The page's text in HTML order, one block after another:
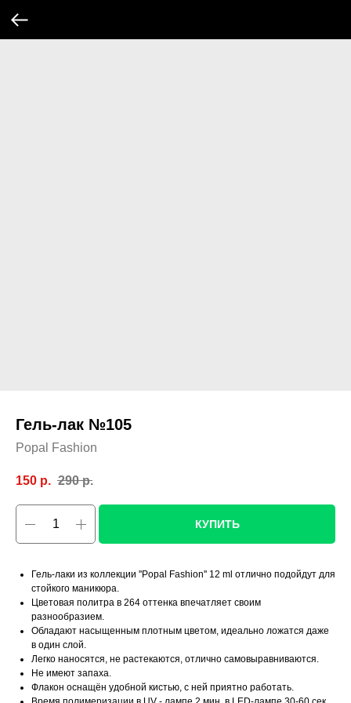
Гель-лак №105
Popal Fashion
150 р. 290 р.
КУПИТЬ
Гель-лаки из коллекции ''Popal Fashion'' 12 ml отлично подойдут для
стойкого маникюра.
Цветовая политра в 264 оттенка впечатляет своим
разнообразием.
Обладают насыщенным плотным цветом, идеально ложатся даже
в один слой.
Легко наносятся, не растекаются, отлично самовыравниваются.
Не имеют запаха.
Флакон оснащён удобной кистью, с ней приятно работать.